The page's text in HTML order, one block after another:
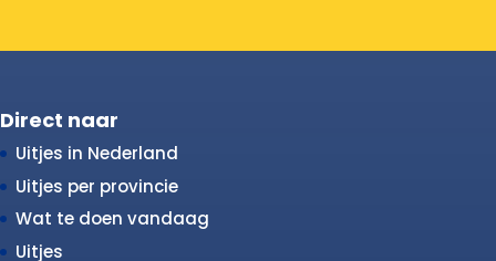
Direct naar
Uitjes in Nederland
Uitjes per provincie
Wat te doen vandaag
Uitjes